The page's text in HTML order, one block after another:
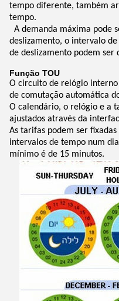
tempo diferente, também
tempo.
A demanda máxima pode
deslizamento, o intervalo
de deslizamento podem ser
Função TOU
O circuito de relógio
de comutação automática
O calendário, o relógio e a
ajustados através da
As tarifas podem ser
intervalos de tempo num
mínimo é de 15 minutos.